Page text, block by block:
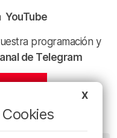
YouTube
programación y
de Telegram
X